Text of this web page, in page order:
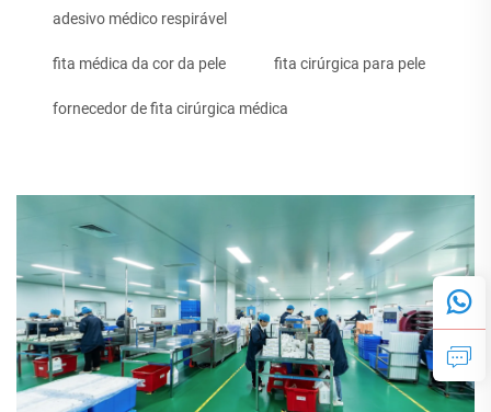
adesivo médico respirável
fita médica da cor da pele fita cirúrgica para pele
fornecedor de fita cirúrgica médica